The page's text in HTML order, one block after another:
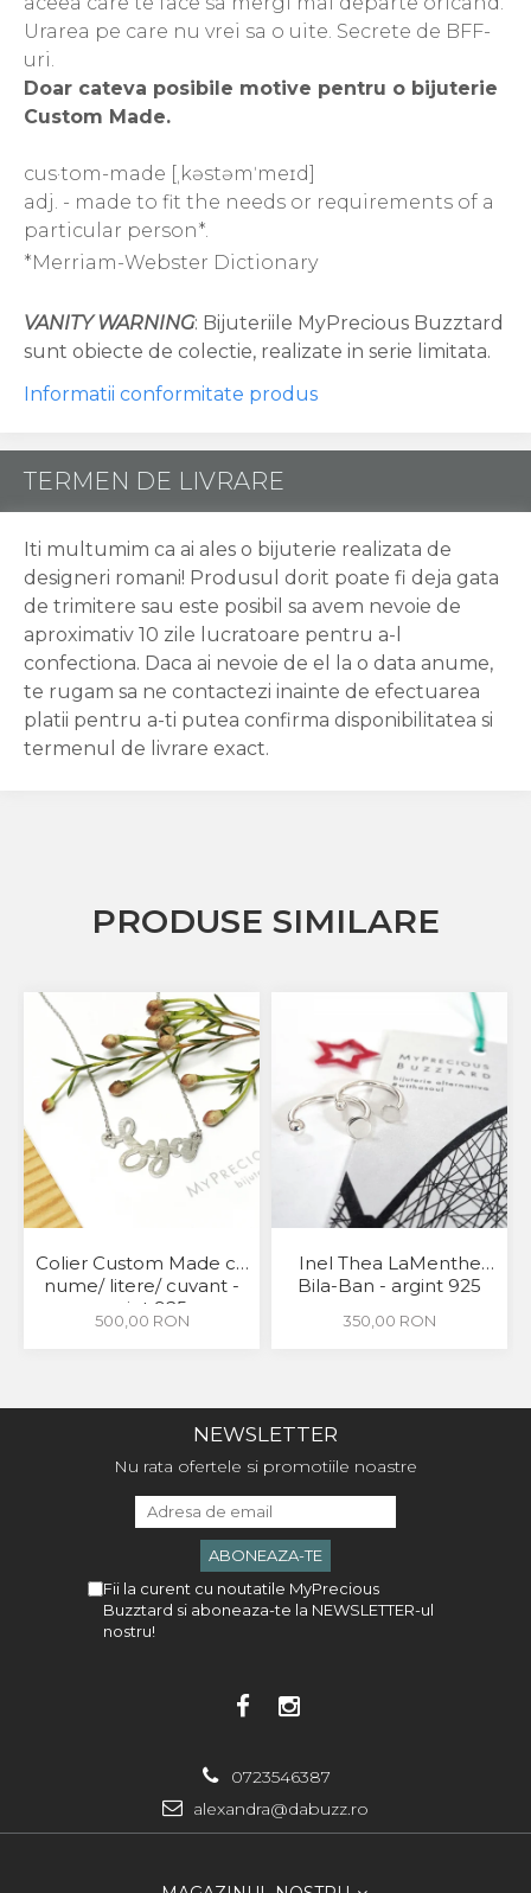
Urarea pe care nu vrei sa o uite. Secrete de BFF-
uri.
Doar cateva posibile motive pentru o bijuterie
Custom Made.
cus·tom-made [ˌkəstəmˈmeɪd]
adj. - made to fit the needs or requirements of a
particular person*.
*Merriam-Webster Dictionary
VANITY WARNING: Bijuteriile MyPrecious Buzztard
sunt obiecte de colectie, realizate in serie limitata.
Informatii conformitate produs
TERMEN DE LIVRARE
Iti multumim ca ai ales o bijuterie realizata de
designeri romani! Produsul dorit poate fi deja gata
de trimitere sau este posibil sa avem nevoie de
aproximativ 10 zile lucratoare pentru a-l
confectiona. Daca ai nevoie de el la o data anume,
te rugam sa ne contactezi inainte de efectuarea
platii pentru a-ti putea confirma disponibilitatea si
termenul de livrare exact.
PRODUSE SIMILARE
Colier Custom Made cu
nume/ litere/ cuvant -
argint 925
500,00 RON
Inel Thea LaMenthe
Bila-Ban - argint 925
350,00 RON
NEWSLETTER
Nu rata ofertele si promotiile noastre
Fii la curent cu noutatile MyPrecious
Buzztard si aboneaza-te la NEWSLETTER-ul
nostru!
0723546387
alexandra@dabuzz.ro